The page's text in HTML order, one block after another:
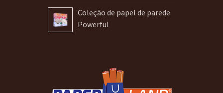
Coleção de papel de parede
Powerful